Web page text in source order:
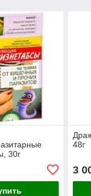
30г
48г
3